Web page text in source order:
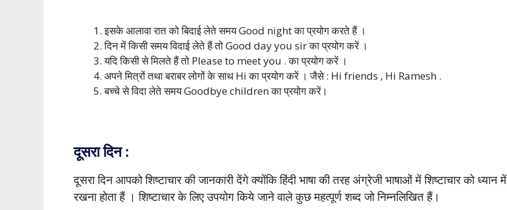
इसके आलावा रात को बिदाई लेते समय Good night का प्रयोग करते हैं ।
दिन में किसी समय विदाई लेते हैं तो Good day you sir का प्रयोग करें ।
यदि किसी से मिलते हैं तो Please to meet you . का प्रयोग करें ।
अपने मित्रों तथा बराबर लोगों के साथ Hi का प्रयोग करें । जैसे : Hi friends , Hi Ramesh .
बच्चे से विदा लेते समय Goodbye children का प्रयोग करें।
दूसरा दिन :
दूसरा दिन आपको शिष्टाचार की जानकारी देंगे क्योंकि हिंदी भाषा की तरह अंग्रेजी भाषाओं में शिष्टाचार को ध्यान में
रखना होता हैं । शिष्टाचार के लिए उपयोग किये जाने वाले कुछ महत्पूर्ण शब्द जो निम्नलिखित हैं।